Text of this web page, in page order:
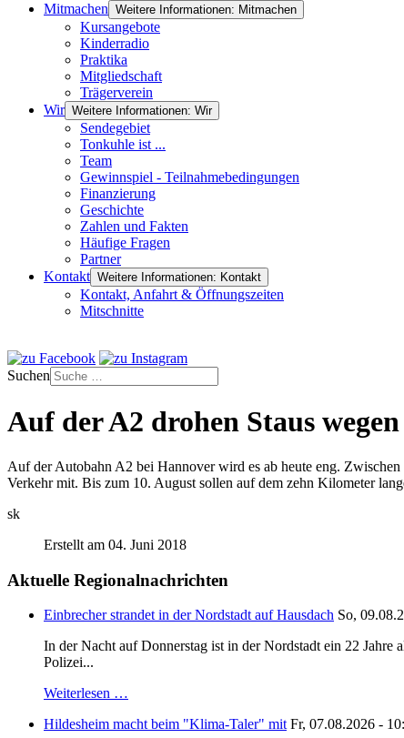
Mitmachen Weitere Informationen: Mitmachen
Kursangebote
Kinderradio
Praktika
Mitgliedschaft
Trägerverein
Wir Weitere Informationen: Wir
Sendegebiet
Tonkuhle ist ...
Team
Gewinnspiel - Teilnahmebedingungen
Finanzierung
Geschichte
Zahlen und Fakten
Häufige Fragen
Partner
Kontakt Weitere Informationen: Kontakt
Kontakt, Anfahrt & Öffnungszeiten
Mitschnitte
Suchen
Auf der A2 drohen Staus
Auf der Autobahn A2 bei Hannover wird es ab heute eng.
Verkehr mit. Bis zum 10. August sollen auf dem zehn Kilometer
sk
Erstellt am 04. Juni 2018
Aktuelle Regionalnachrichten
Einbrecher strandet in der Nordstadt auf Hausdach So,
In der Nacht auf Donnerstag ist in der Nordstadt ein 22
Polizei...
Weiterlesen …
Hildesheim macht beim "Klima-Taler" mit Fr, 07.08.2026 -